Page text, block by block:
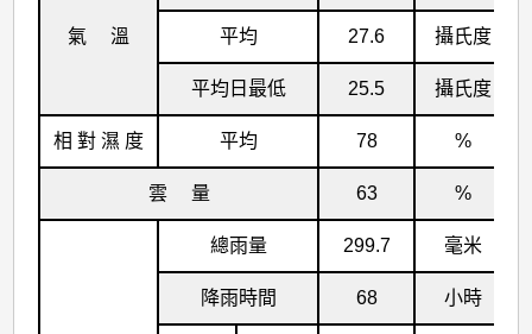
氣 溫 平均 27.6 攝氏度
平均日最低 25.5 攝氏度
相 對 濕 度 平均 78 %
雲 量 63 %
總雨量 299.7 毫米
降雨時間 68 小時